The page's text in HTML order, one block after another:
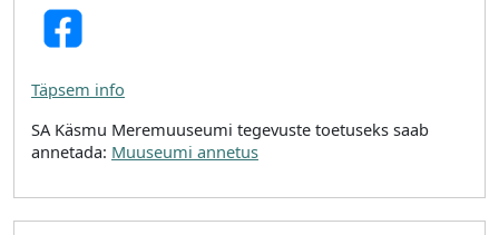
Täpsem info
SA Käsmu Meremuuseumi tegevuste toetuseks saab
annetada: Muuseumi annetus